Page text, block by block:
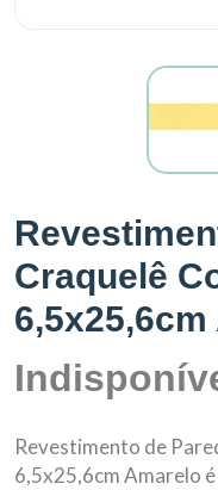
Craquelê
Revestimento de
6,5x25,6cm Amarelo